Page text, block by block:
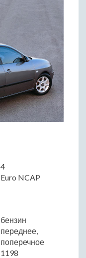
4
Euro NCAP
бензин
переднее,
поперечное
1198